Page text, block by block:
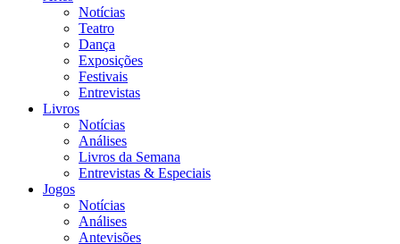
Notícias
Teatro
Dança
Exposições
Festivais
Entrevistas
Livros
Notícias
Análises
Livros da Semana
Entrevistas & Especiais
Jogos
Notícias
Análises
Antevisões